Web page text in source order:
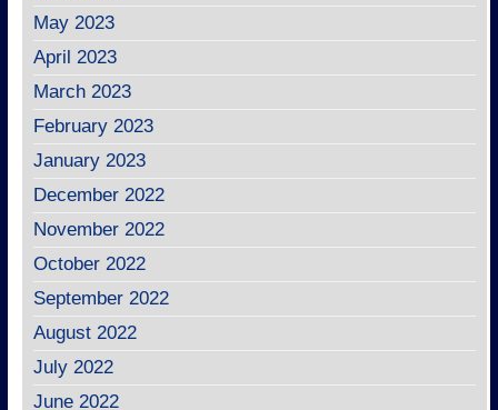
May 2023
April 2023
March 2023
February 2023
January 2023
December 2022
November 2022
October 2022
September 2022
August 2022
July 2022
June 2022